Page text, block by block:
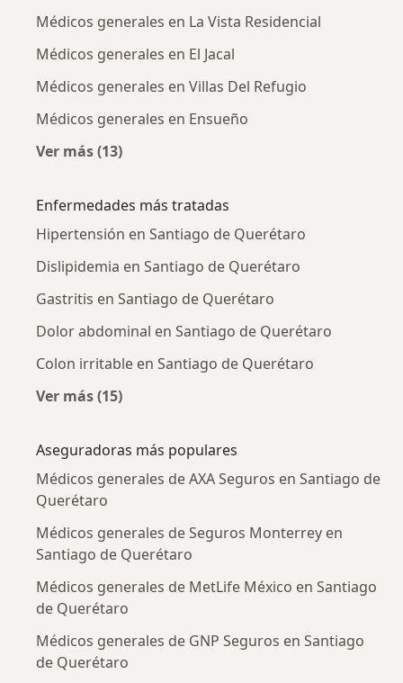
Médicos generales en La Vista Residencial
Médicos generales en El Jacal
Médicos generales en Villas Del Refugio
Médicos generales en Ensueño
Ver más (13)
Enfermedades más tratadas
Hipertensión en Santiago de Querétaro
Dislipidemia en Santiago de Querétaro
Gastritis en Santiago de Querétaro
Dolor abdominal en Santiago de Querétaro
Colon irritable en Santiago de Querétaro
Ver más (15)
Aseguradoras más populares
Médicos generales de AXA Seguros en Santiago de
Querétaro
Médicos generales de Seguros Monterrey en
Santiago de Querétaro
Médicos generales de MetLife México en Santiago
de Querétaro
Médicos generales de GNP Seguros en Santiago
de Querétaro